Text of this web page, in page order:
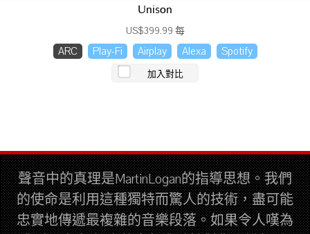
Unison
US$399.99 每
ARC Play-Fi Airplay Alexa Spotify
加入對比
聲音中的真理是MartinLogan的指導思想。我們
的使命是利用這種獨特而驚人的技術，盡可能
忠實地傳遞最複雜的音樂段落。如果令人嘆為